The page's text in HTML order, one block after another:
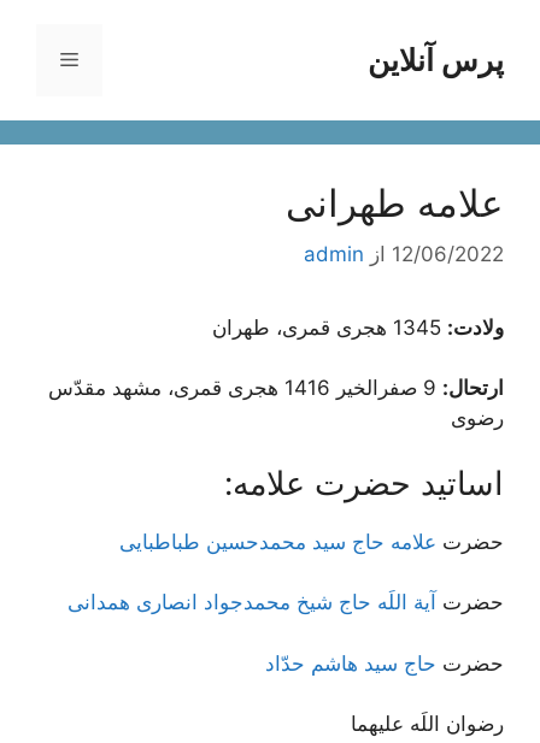
محتواپرس آنلاین فهرست
علامه طهرانی
12/06/2022 از admin
ولادت:
ارتحال:
9 صفرالخیر 1416 هجری قمری، مشهد مقدّس
رضوی
اساتید حضرت علامه:
حضرت علامه حاج سید محمدحسین طباطبایی
حضرت آیة اللَه حاج شیخ محمدجواد انصاری همدانی
حضرت حاج سید هاشم حدّاد
رضوان اللَه علیهما